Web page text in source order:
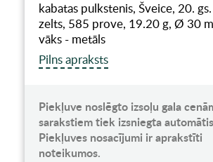
kabatas pulkstenis, Šveice, 20.
zelts, 585 prove, 19.20 g, Ø 30
vāks - metāls
Pilns apraksts
Piekļuve noslēgto izsoļu gala
sarakstiem tiek izsniegta
Piekļuves nosacījumi ir aprakstīti
noteikumos.